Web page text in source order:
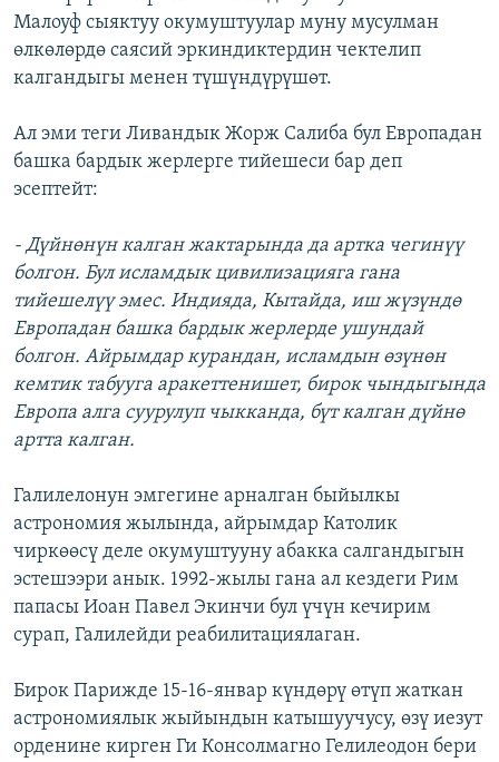
Малоуф сыяктуу окумуштуулар муну мусулман
өлкөлөрдө саясий эркиндиктердин чектелип
калгандыгы менен түшүндүрүшөт.
Ал эми теги Ливандык Жорж Салиба бул Европадан
башка бардык жерлерге тийешеси бар деп
эсептейт:
- Дүйнөнүн калган жактарында да артка чегинүү
болгон. Бул исламдык цивилизацияга гана
тийешелүү эмес. Индияда, Кытайда, иш жүзүндө
Европадан башка бардык жерлерде ушундай
болгон. Айрымдар курандан, исламдын өзүнөн
кемтик табууга аракеттенишет, бирок чындыгында
Европа алга суурулуп чыкканда, бүт калган дүйнө
артта калган.
Галилелонун эмгегине арналган быйылкы
астрономия жылында, айрымдар Католик
чиркөөсү деле окумуштууну абакка салгандыгын
эстешээри анык. 1992-жылы гана ал кездеги Рим
папасы Иоан Павел Экинчи бул үчүн кечирим
сурап, Галилейди реабилитациялаган.
Бирок Парижде 15-16-январ күндөрү өтүп жаткан
астрономиялык жыйындын катышуучусу, өзү иезут
орденине кирген Ги Консолмагно Гелилеодон бери